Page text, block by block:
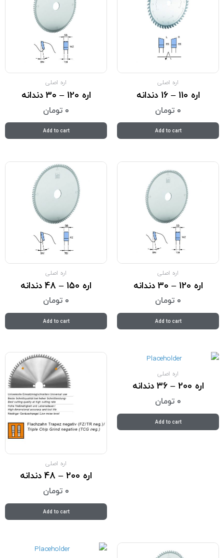
اره اصلی
اره 110 – 16 دندانه
0 تومان
Add to cart
اره اصلی
اره 120 – 30 دندانه
0 تومان
Add to cart
اره اصلی
اره 120 – 30 دندانه
0 تومان
Add to cart
اره اصلی
اره 150 – 48 دندانه
0 تومان
Add to cart
اره اصلی
اره 200 – 36 دندانه
0 تومان
Add to cart
اره اصلی
اره 200 – 48 دندانه
0 تومان
Add to cart